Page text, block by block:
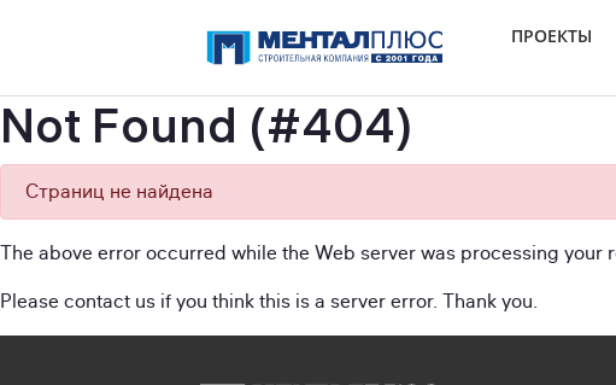
ПРОЕКТЫ
Not Found (#404)
Страниц не найдена
The above error occurred while the Web server was processing your
Please contact us if you think this is a server error. Thank you.